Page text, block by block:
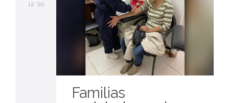
12 '20
Familias